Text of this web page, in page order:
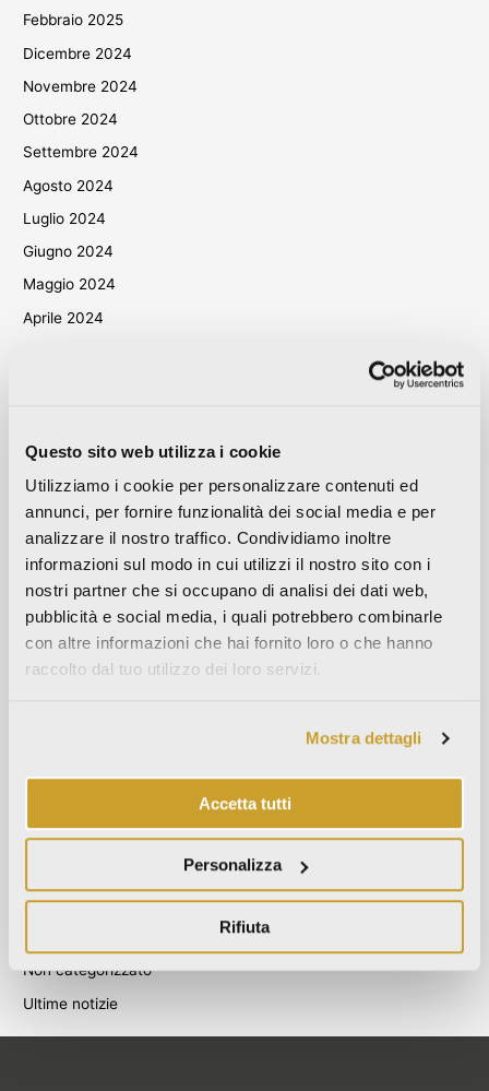
Questo sito web utilizza i cookie
Utilizziamo i cookie per personalizzare contenuti ed
annunci, per fornire funzionalità dei social media e per
analizzare il nostro traffico. Condividiamo inoltre
informazioni sul modo in cui utilizzi il nostro sito con i
nostri partner che si occupano di analisi dei dati web,
pubblicità e social media, i quali potrebbero combinarle
con altre informazioni che hai fornito loro o che hanno
raccolto dal tuo utilizzo dei loro servizi.
Mostra dettagli
Accetta tutti
Personalizza
Rifiuta
Febbraio 2025
Dicembre 2024
Novembre 2024
Ottobre 2024
Settembre 2024
Agosto 2024
Luglio 2024
Giugno 2024
Maggio 2024
Aprile 2024
Maggio 2023
Aprile 2023
Settembre 2022
Marzo 2022
Ottobre 2021
Settembre 2021
Agosto 2021
Dicembre 2020
Novembre 2019
Settembre 2019
Categories
Non categorizzato
Ultime notizie